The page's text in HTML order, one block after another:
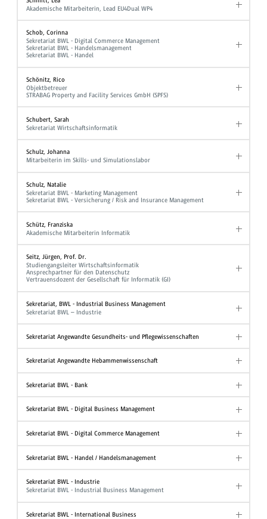
Akademische Mitarbeiterin, Lead EU4Dual WP4
Schob, Corinna
Sekretariat BWL - Digital Commerce Management
Sekretariat BWL - Handelsmanagement
Sekretariat BWL - Handel
Schönitz, Rico
Objektbetreuer
STRABAG Property and Facility Services GmbH (SPFS)
Schubert, Sarah
Sekretariat Wirtschaftsinformatik
Schulz, Johanna
Mitarbeiterin im Skills- und Simulationslabor
Schulz, Natalie
Sekretariat BWL - Marketing Management
Sekretariat BWL - Versicherung / Risk and Insurance Management
Schütz, Franziska
Akademische Mitarbeiterin Informatik
Seitz, Jürgen, Prof. Dr.
Studiengangsleiter Wirtschaftsinformatik
Ansprechpartner für den Datenschutz
Vertrauensdozent der Gesellschaft für Informatik (GI)
Sekretariat, BWL - Industrial Business Management
Sekretariat BWL – Industrie
Sekretariat Angewandte Gesundheits- und Pflegewissenschaften
Sekretariat Angewandte Hebammenwissenschaft
Sekretariat BWL - Bank
Sekretariat BWL - Digital Business Management
Sekretariat BWL - Digital Commerce Management
Sekretariat BWL - Handel / Handelsmanagement
Sekretariat BWL - Industrie
Sekretariat BWL - Industrial Business Management
Sekretariat BWL - International Business